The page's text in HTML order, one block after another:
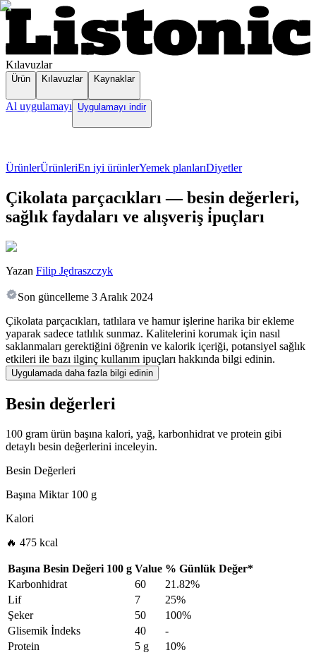
Kılavuzlar
Ürün Kılavuzlar Kaynaklar
Al uygulamayı Uygulamayı indir
ÜrünlerÜrünleriEn iyi ürünlerYemek planlarıDiyetler
Çikolata parçacıkları — besin değerleri,
sağlık faydaları ve alışveriş i̇puçları
Yazan Filip Jędraszczyk
Son güncelleme 3 Aralık 2024
Çikolata parçacıkları, tatlılara ve hamur işlerine harika bir ekleme
yaparak sadece tatlılık sunmaz. Kalitelerini korumak için nasıl
saklanmaları gerektiğini öğrenin ve kalorik içeriği, potansiyel sağlık
etkileri ile bazı ilginç kullanım ipuçları hakkında bilgi edinin.
Uygulamada daha fazla bilgi edinin
Besin değerleri
100 gram ürün başına kalori, yağ, karbonhidrat ve protein gibi
detaylı besin değerlerini inceleyin.
Besin Değerleri
Başına Miktar100 g
Kalori
🔥 475 kcal
Başına Besin Değeri 100 g Value % Günlük Değer*
Karbonhidrat
60
21.82%
Lif
7
25%
Şeker
50
100%
Glisemik İndeks
40
-
Protein
5 g
10%